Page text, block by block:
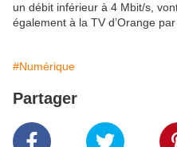
un débit inférieur à 4 Mbit/s,
également à la TV d’Orange par
#Numérique
Partager